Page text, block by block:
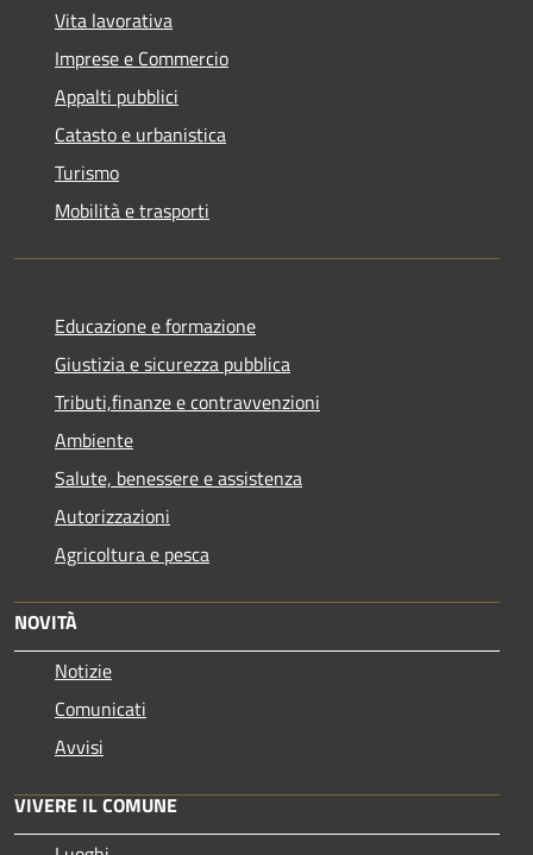
Vita lavorativa
Imprese e Commercio
Appalti pubblici
Catasto e urbanistica
Turismo
Mobilità e trasporti
Educazione e formazione
Giustizia e sicurezza pubblica
Tributi,finanze e contravvenzioni
Ambiente
Salute, benessere e assistenza
Autorizzazioni
Agricoltura e pesca
NOVITÀ
Notizie
Comunicati
Avvisi
VIVERE IL COMUNE